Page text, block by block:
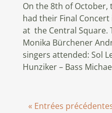
On the 8th of October,
had their Final
at the Central Square.
Monika Bürchener
singers attended: Sol
Hunziker – Bass
« Entrées